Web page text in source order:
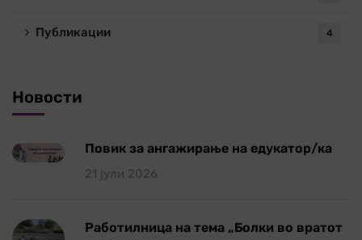
Публикации 4
Новости
Повик за ангажирање на едукатор/ка
21 јули 2026
Работилница на тема „Болки во вратот